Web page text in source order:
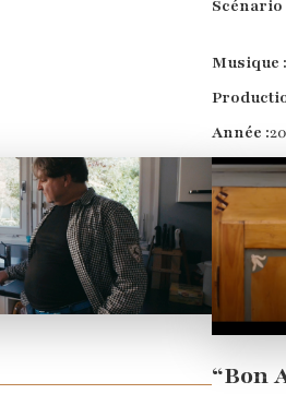
Scénario
Musique :
Année :
“Bon